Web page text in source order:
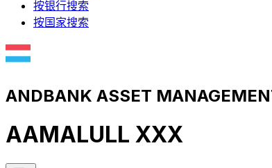
按银行搜索
按国家搜索
ANDBANK ASSET
AAMALULL XXX